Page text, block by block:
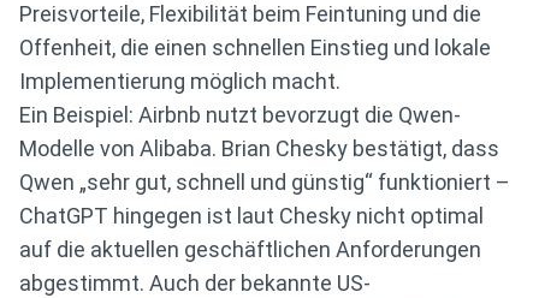
Preisvorteile, Flexibilität beim Feintuning und die
Offenheit, die einen schnellen Einstieg und lokale
Implementierung möglich macht.
Ein Beispiel: Airbnb nutzt bevorzugt die Qwen-
Modelle von Alibaba. Brian Chesky bestätigt, dass
Qwen „sehr gut, schnell und günstig“ funktioniert –
ChatGPT hingegen ist laut Chesky nicht optimal
auf die aktuellen geschäftlichen Anforderungen
abgestimmt. Auch der bekannte US-